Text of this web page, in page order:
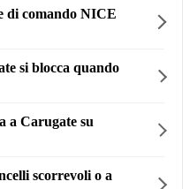
di comando NICE
si blocca quando
a Carugate su
scorrevoli o a